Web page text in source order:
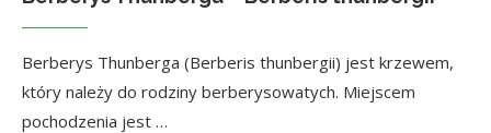
Berberys Thunberga (Berberis thunbergii) jest krzewem,
który należy do rodziny berberysowatych. Miejscem
pochodzenia jest …